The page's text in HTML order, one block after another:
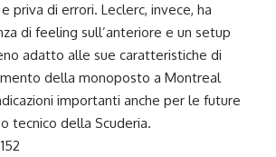
priva di errori. Leclerc, invece, ha
di feeling sull’anteriore e un setup
adatto alle sue caratteristiche di
della monoposto a Montreal
importanti anche per le future
tecnico della Scuderia.